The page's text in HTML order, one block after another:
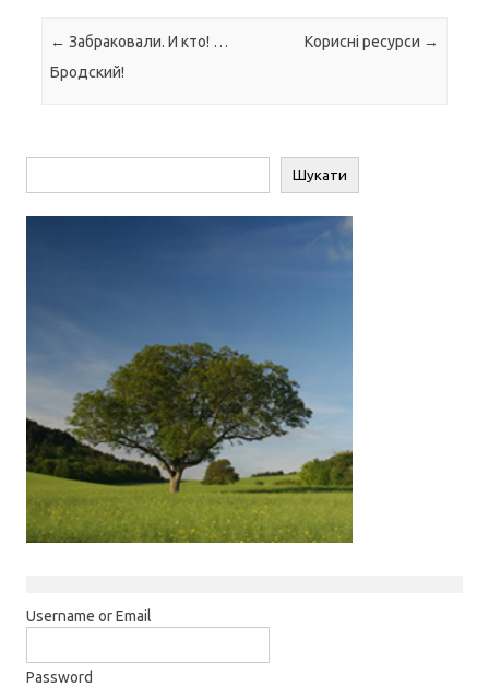
Навігація по запису
← Забраковали. И кто! …
Бродский!
Корисні ресурси →
Шукати
Username or Email
Password